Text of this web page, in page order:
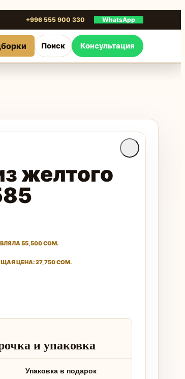
+996 555 900 330 WhatsApp
Поиск Консультация
желтого
55,500 СОМ.
ЦЕНА: 27,750 СОМ.
и упаковка
Упаковка в подарок